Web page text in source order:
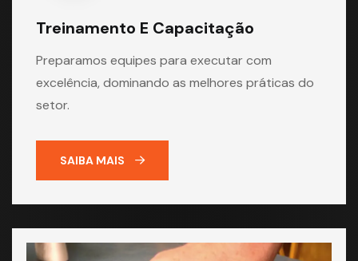
Treinamento E Capacitação
Preparamos equipes para executar com
excelência, dominando as melhores práticas do
setor.
SAIBA MAIS